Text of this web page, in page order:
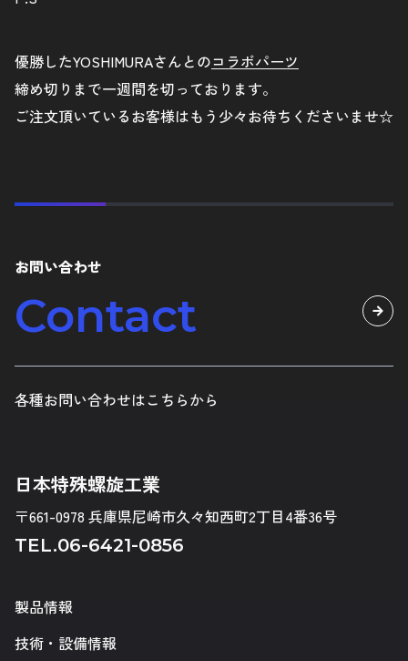
優勝したYOSHIMURAさんとのコラボパーツ
締め切りまで一週間を切っております。
ご注文頂いているお客様はもう少々お待ちくださいませ☆
お問い合わせ
Contact
各種お問い合わせはこちらから
日本特殊螺旋工業
〒661-0978 兵庫県尼崎市久々知西町2丁目4番36号
TEL.06-6421-0856
製品情報
技術・設備情報